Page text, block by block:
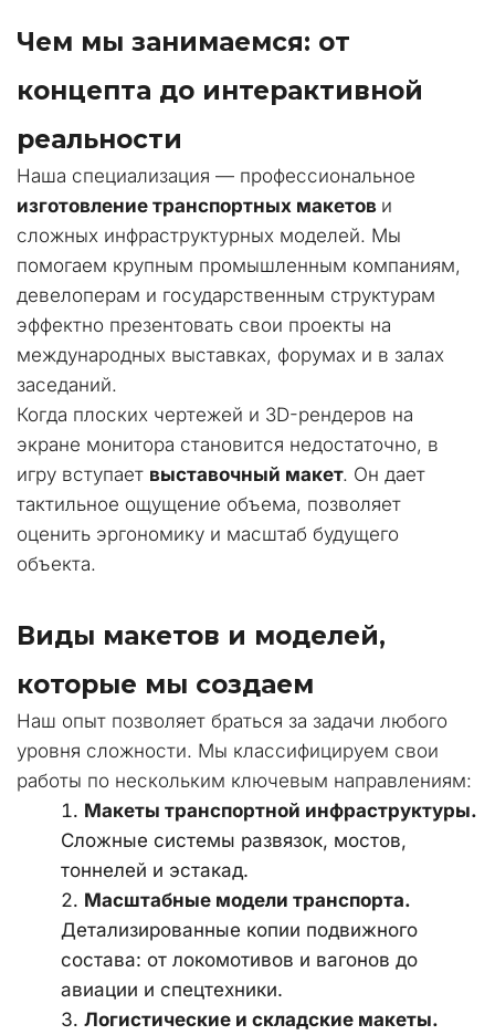
Чем мы занимаемся: от
концепта до интерактивной
реальности
изготовление транспортных макетов и
сложных инфраструктурных моделей. Мы
помогаем крупным промышленным компаниям,
девелоперам и государственным структурам
эффектно презентовать свои проекты на
международных выставках, форумах и в залах
заседаний.
Когда плоских чертежей и 3D-рендеров на
экране монитора становится недостаточно, в
игру вступает выставочный макет. Он дает
тактильное ощущение объема, позволяет
оценить эргономику и масштаб будущего
объекта.
Виды макетов и моделей,
которые мы создаем
Наш опыт позволяет браться за задачи любого
уровня сложности. Мы классифицируем свои
работы по нескольким ключевым направлениям:
Макеты транспортной инфраструктуры.
Сложные системы развязок, мостов,
тоннелей и эстакад.
Масштабные модели транспорта.
Детализированные копии подвижного
состава: от локомотивов и вагонов до
авиации и спецтехники.
Логистические и складские макеты.